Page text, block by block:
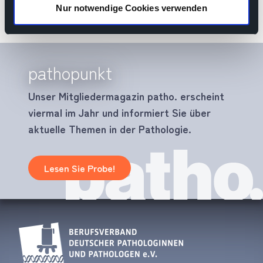
Nur notwendige Cookies verwenden
pathopunkt
Unser Mitgliedermagazin patho. erscheint
viermal im Jahr und informiert Sie über
aktuelle Themen in der Pathologie.
Lesen Sie Probe!